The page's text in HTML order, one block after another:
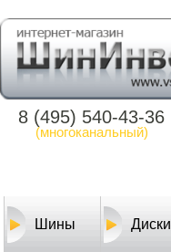
8 (495) 540-43-36
(многоканальный)
Шины Диски